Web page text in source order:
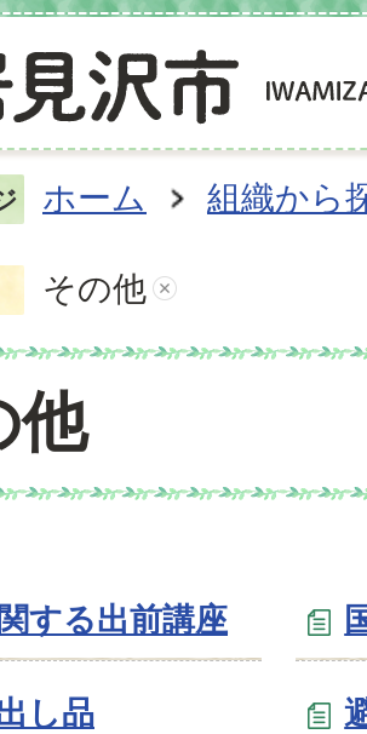
ホーム 組織から
その他
他
する出前講座
し品